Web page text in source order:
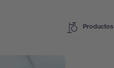
Productos